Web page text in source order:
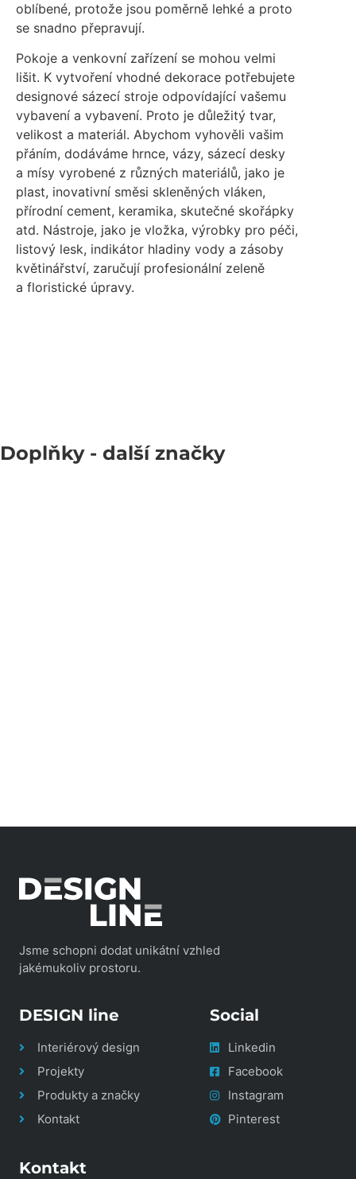
oblíbené, protože jsou poměrně lehké a proto
se snadno přepravují.
Pokoje a venkovní zařízení se mohou velmi
lišit. K vytvoření vhodné dekorace potřebujete
designové sázecí stroje odpovídající vašemu
vybavení a vybavení. Proto je důležitý tvar,
velikost a materiál. Abychom vyhověli vašim
přáním, dodáváme hrnce, vázy, sázecí desky
a mísy vyrobené z různých materiálů, jako je
plast, inovativní směsi skleněných vláken,
přírodní cement, keramika, skutečné skořápky
atd. Nástroje, jako je vložka, výrobky pro péči,
listový lesk, indikátor hladiny vody a zásoby
květinářství, zaručují profesionální zeleně
a floristické úpravy.
Doplňky- další značky
Jsme schopni dodat unikátní vzhled
jakémukoliv prostoru.
DESIGN line
Interiérový design
Projekty
Produkty a značky
Kontakt
Social
Linkedin
Facebook
Instagram
Pinterest
Kontakt